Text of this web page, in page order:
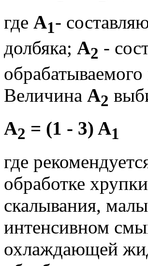
где А1-
долбяка; A2 -
Величина А2
A2 = (1 - 3) A1
где
обработке
скалывания,
интенсивном
охлаждающей